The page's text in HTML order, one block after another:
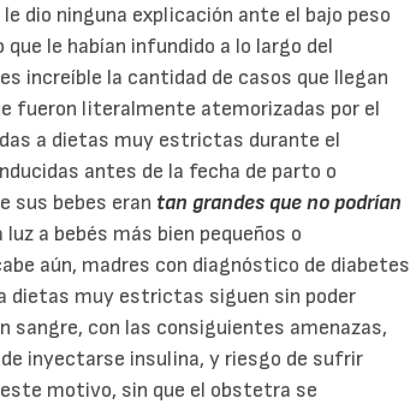
dio ninguna explicación ante el bajo peso
le habían infundido a lo largo del
increíble la cantidad de casos que llegan
fueron literalmente atemorizadas por el
a dietas muy estrictas durante el
antes de la fecha de parto o
sus bebes eran tan grandes que no podrían
luz a bebés más bien pequeños o
aún, madres con diagnóstico de diabetes
dietas muy estrictas siguen sin poder
sangre, con las consiguientes amenazas,
inyectarse insulina, y riesgo de sufrir
motivo, sin que el obstetra se